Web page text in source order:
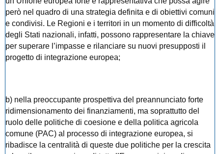
però nel quadro di una strategia definita e di obiettivi comuni
e condivisi. Le Regioni e i territori in un momento di difficoltà
degli Stati nazionali, infatti, possono rappresentare la chiave
per superare l’impasse e rilanciare su nuovi presupposti il
progetto di integrazione europea;
b) nella preoccupante prospettiva del preannunciato forte
ridimensionamento dei finanziamenti, ma soprattutto del
ruolo delle politiche di coesione e della politica agricola
comune (PAC) al processo di integrazione europea, si
ribadisce la centralità di queste due politiche per la crescita